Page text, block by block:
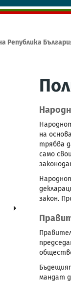
Република
на
трябва
само
закон.
мандат